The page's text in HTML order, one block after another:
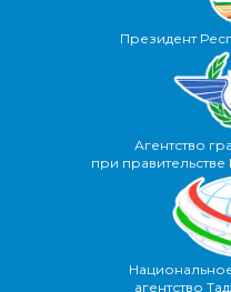
Президент
Агентство
при
агентство